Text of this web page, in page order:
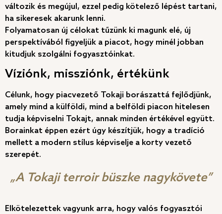
változik és megújul, ezzel pedig kötelező lépést tartani,
ha sikeresek akarunk lenni.
Folyamatosan új célokat tűzünk ki magunk elé, új
perspektívából figyeljük a piacot, hogy minél jobban
kitudjuk szolgálni fogyasztóinkat.
Víziónk, missziónk, értékünk
Célunk, hogy piacvezető Tokaji borászattá fejlődjünk,
amely mind a külföldi, mind a belföldi piacon hitelesen
tudja képviselni Tokajt, annak minden értékével együtt.
Borainkat éppen ezért úgy készítjük, hogy a tradíció
mellett a modern stílus képviselje a korty vezető
szerepét.
„A Tokaji terroir büszke nagykövete”
Elkötelezettek vagyunk arra, hogy valós fogyasztói